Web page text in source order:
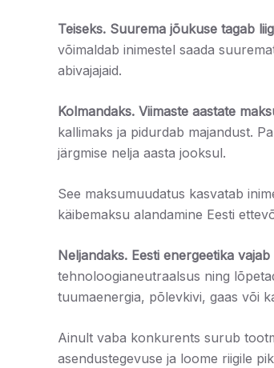
Teiseks. Suurema jõukuse tagab
võimaldab inimestel saada
abivajajaid.
Kolmandaks. Viimaste aastate
kallimaks ja pidurdab majandust.
järgmise nelja aasta jooksul.
See maksumuudatus kasvatab
käibemaksu alandamine Eesti
Neljandaks. Eesti energeetika
tehnoloogianeutraalsus ning
tuumaenergia, põlevkivi, gaas või
Ainult vaba konkurents surub
asendustegevuse ja loome riigile